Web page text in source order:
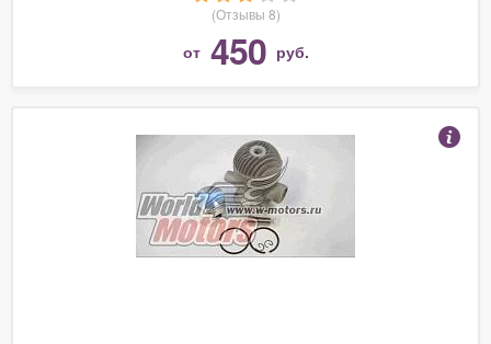
(Отзывы 8)
от 450 руб.